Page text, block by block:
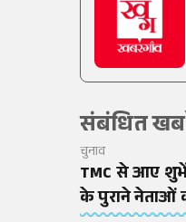
संबंधित
चुनाव
TMC से आए
के पुराने नेताओं